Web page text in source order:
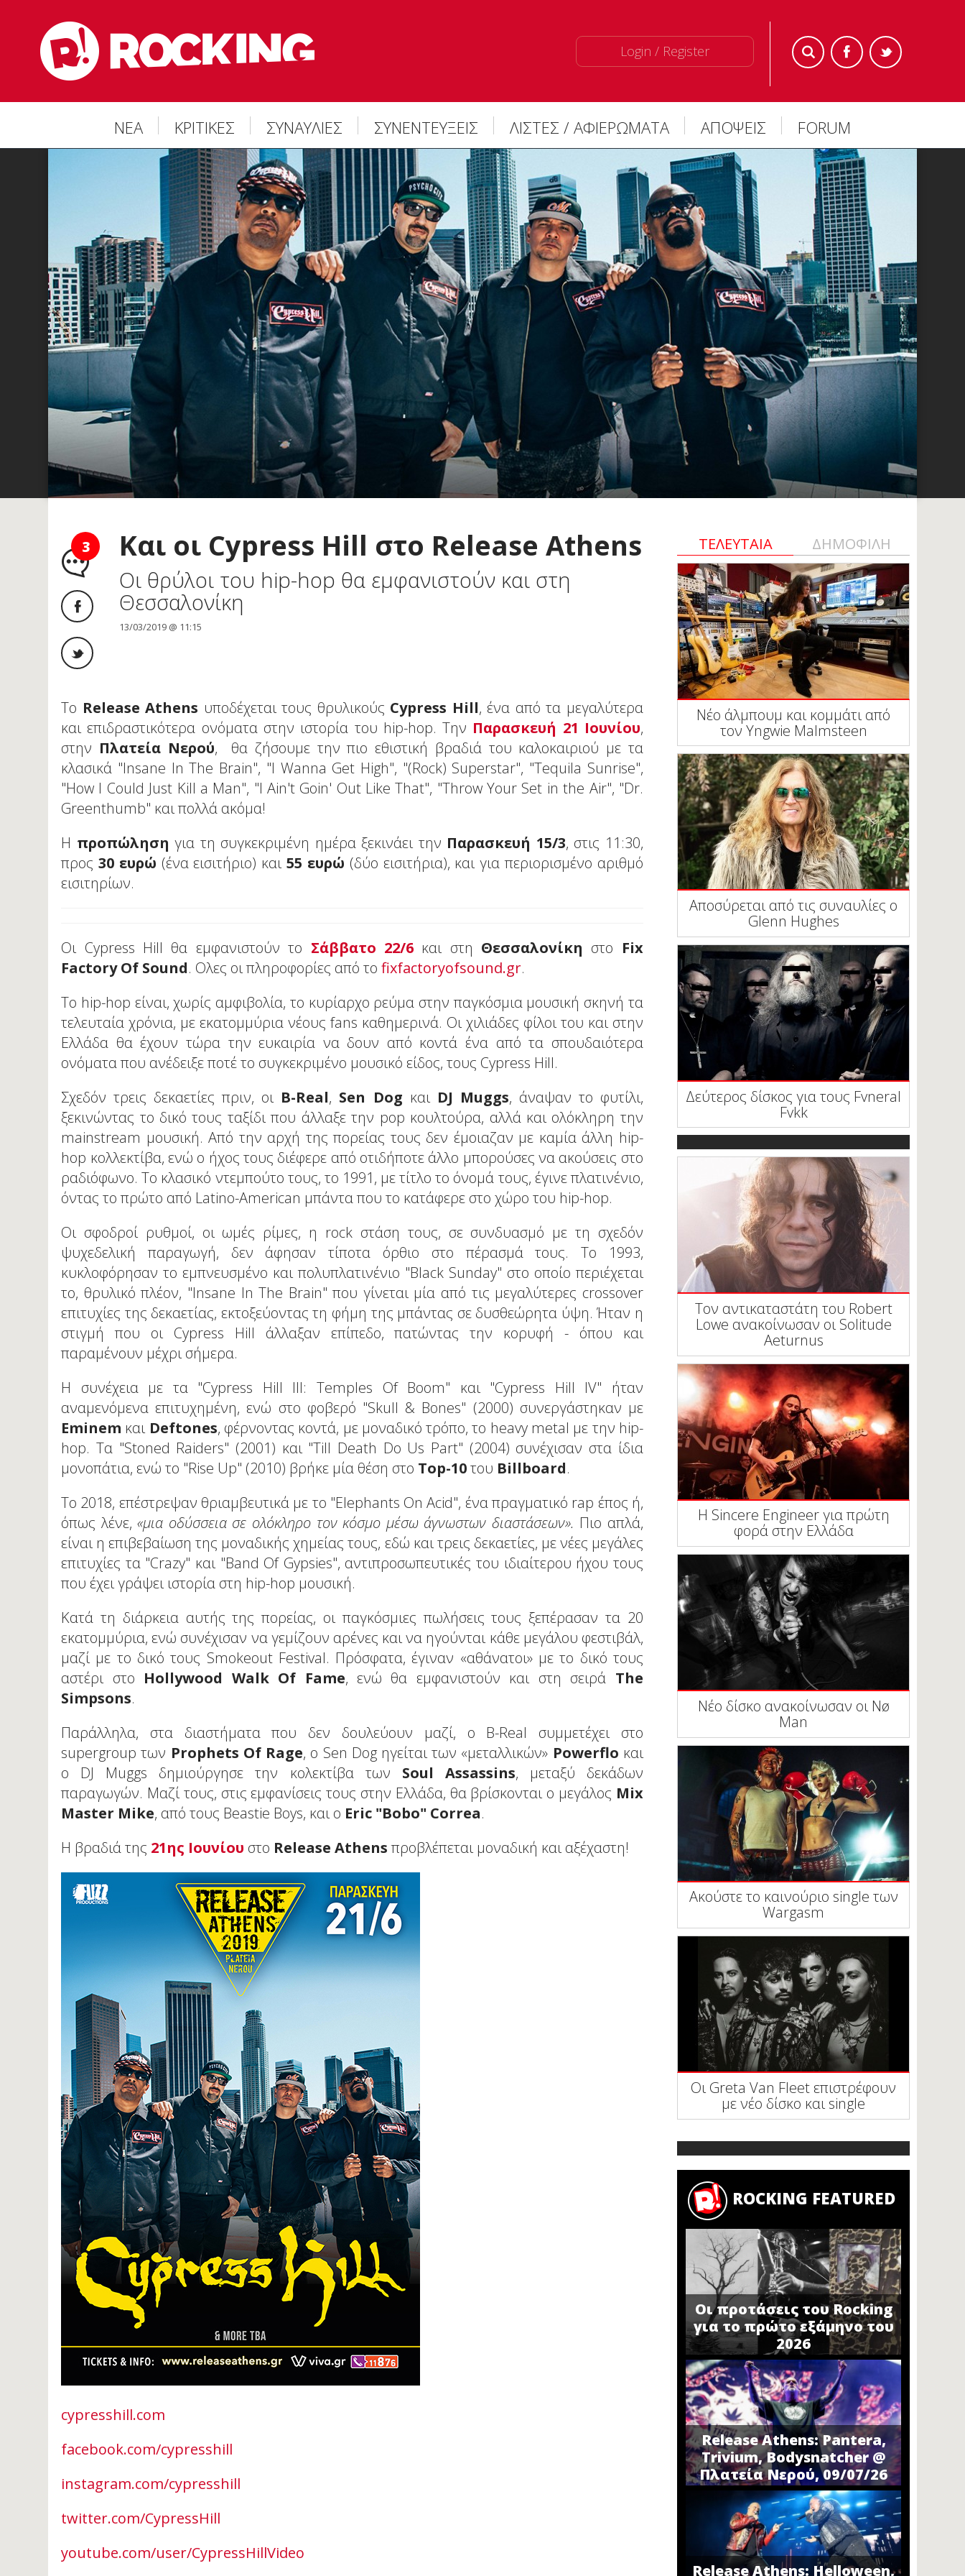
Login / Register
ΝΕΑ ΚΡΙΤΙΚΕΣ ΣΥΝΑΥΛΙΕΣ ΣΥΝΕΝΤΕΥΞΕΙΣ ΛΙΣΤΕΣ / ΑΦΙΕΡΩΜΑΤΑ ΑΠΟΨΕΙΣ FORUM
3 Και οι Cypress Hill στο Release Athens
Οι θρύλοι του hip-hop θα εμφανιστούν και στη
Θεσσαλονίκη
13/03/2019 @ 11:15
To Release Athens υποδέχεται τους θρυλικούς Cypress Hill, ένα από τα μεγαλύτερα
και επιδραστικότερα ονόματα στην ιστορία τoυ hip-hop. Tην Παρασκευή 21 Ιουνίου,
στην Πλατεία Νερού, θα ζήσουμε την πιο εθιστική βραδιά του καλοκαιριού με τα
κλασικά "Insane In The Brain", "I Wanna Get High", "(Rock) Superstar", "Tequila Sunrise",
"How I Could Just Kill a Man", "I Ain't Goin' Out Like That", "Throw Your Set in the Air", "Dr.
Greenthumb" και πολλά ακόμα!
Η προπώληση για τη συγκεκριμένη ημέρα ξεκινάει την Παρασκευή 15/3, στις 11:30,
προς 30 ευρώ (ένα εισιτήριο) και55 ευρώ (δύο εισιτήρια), και για περιορισμένο αριθμό
εισιτηρίων.
Oι Cypress Hill θα εμφανιστούν το Σάββατο 22/6και στη Θεσσαλονίκη στο Fix
Factory Of Sound. Ολες οι πληροφορίες από τοfixfactoryofsound.gr.
Το hip-hop είναι, χωρίς αμφιβολία, το κυρίαρχο ρεύμα στην παγκόσμια μουσική σκηνή τα
τελευταία χρόνια, με εκατομμύρια νέους fans καθημερινά. Οι χιλιάδες φίλοι του και στην
Ελλάδα θα έχουν τώρα την ευκαιρία να δουν από κοντά ένα από τα σπουδαιότερα
ονόματα που ανέδειξε ποτέ το συγκεκριμένο μουσικό είδος, τους Cypress Hill.
Σχεδόν τρεις δεκαετίες πριν, οι B-Real, Sen Dog και DJ Muggs, άναψαν το φυτίλι,
ξεκινώντας το δικό τους ταξίδι που άλλαξε την pop κουλτούρα, αλλά και ολόκληρη την
mainstream μουσική. Από την αρχή της πορείας τους δεν έμοιαζαν με καμία άλλη hip-
hop κολλεκτίβα, ενώ ο ήχος τους διέφερε από οτιδήποτε άλλο μπορούσες να ακούσεις στο
ραδιόφωνο. Το κλασικό ντεμπούτο τους, το 1991, με τίτλο το όνομά τους, έγινε πλατινένιο,
όντας το πρώτο από Latino-American μπάντα που το κατάφερε στο χώρο του hip-hop.
Οι σφοδροί ρυθμοί, οι ωμές ρίμες, η rock στάση τους, σε συνδυασμό με τη σχεδόν
ψυχεδελική παραγωγή, δεν άφησαν τίποτα όρθιο στο πέρασμά τους. Το 1993,
κυκλοφόρησαν το εμπνευσμένο και πολυπλατινένιο "Black Sunday" στο οποίο περιέχεται
το, θρυλικό πλέον, "Insane In The Brain" που γίνεται μία από τις μεγαλύτερες crossover
επιτυχίες της δεκαετίας, εκτοξεύοντας τη φήμη της μπάντας σε δυσθεώρητα ύψη. Ήταν η
στιγμή που οι Cypress Hill άλλαξαν επίπεδο, πατώντας την κορυφή - όπου και
παραμένουν μέχρι σήμερα.
Η συνέχεια με τα "Cypress Hill III: Temples Of Boom" και "Cypress Hill IV" ήταν
αναμενόμενα επιτυχημένη, ενώ στο φοβερό "Skull & Bones" (2000) συνεργάστηκαν με
Eminem και Deftones, φέρνοντας κοντά, με μοναδικό τρόπο, το heavy metal με την hip-
hop. Τα "Stoned Raiders" (2001) και "Till Death Do Us Part" (2004) συνέχισαν στα ίδια
μονοπάτια, ενώ το "Rise Up" (2010) βρήκε μία θέση στο Top-10του Billboard.
Το 2018, επέστρεψαν θριαμβευτικά με το "Elephants On Acid", ένα πραγματικό rap έπος ή,
όπως λένε,«μια οδύσσεια σε ολόκληρο τον κόσμο μέσω άγνωστων διαστάσεων». Πιο απλά,
είναι η επιβεβαίωση της μοναδικής χημείας τους, εδώ και τρεις δεκαετίες, με νέες μεγάλες
επιτυχίες τα "Crazy" και "Band Of Gypsies", αντιπροσωπευτικές του ιδιαίτερου ήχου τους
που έχει γράψει ιστορία στη hip-hop μουσική.
Κατά τη διάρκεια αυτής της πορείας, οι παγκόσμιες πωλήσεις τους ξεπέρασαν τα 20
εκατομμύρια, ενώ συνέχισαν να γεμίζουν αρένες και να ηγούνται κάθε μεγάλου φεστιβάλ,
μαζί με το δικό τους Smokeout Festival. Πρόσφατα, έγιναν «αθάνατοι» με το δικό τους
αστέρι στο Hollywood Walk Of Fame, ενώ θα εμφανιστούν και στη σειρά The
Simpsons.
Παράλληλα, στα διαστήματα που δεν δουλεύουν μαζί, ο B-Real συμμετέχει στο
supergroup των Prophets Of Rage, ο Sen Dog ηγείται των «μεταλλικών» Powerflo και
ο DJ Muggs δημιούργησε την κολεκτίβα των Soul Assassins, μεταξύ δεκάδων
παραγωγών. Μαζί τους, στις εμφανίσεις τους στην Ελλάδα, θα βρίσκονται ο μεγάλος Mix
Master Mike, από τους Beastie Boys, και ο Eric "Bobo" Correa.
Η βραδιά της 21ης Ιουνίου στο Release Athensπροβλέπεται μοναδική και αξέχαστη!
cypresshill.com
facebook.com/cypresshill
instagram.com/cypresshill
twitter.com/CypressHill
youtube.com/user/CypressHillVideo
ΤΕΛΕΥΤΑΙΑ ΔΗΜΟΦΙΛΗ
Νέο άλμπουμ και κομμάτι από
τον Yngwie Malmsteen
Αποσύρεται από τις συναυλίες ο
Glenn Hughes
Δεύτερος δίσκος για τους Fvneral
Fvkk
Τον αντικαταστάτη του Robert
Lowe ανακοίνωσαν οι Solitude
Aeturnus
Η Sincere Engineer για πρώτη
φορά στην Ελλάδα
Νέο δίσκο ανακοίνωσαν οι Nø
Man
Ακούστε το καινούριο single των
Wargasm
Οι Greta Van Fleet επιστρέφουν
με νέο δίσκο και single
ROCKING FEATURED
Οι προτάσεις του Rocking
για το πρώτο εξάμηνο του
2026
Release Athens: Pantera,
Trivium, Bodysnatcher @
Πλατεία Νερού, 09/07/26
Release Athens: Helloween,